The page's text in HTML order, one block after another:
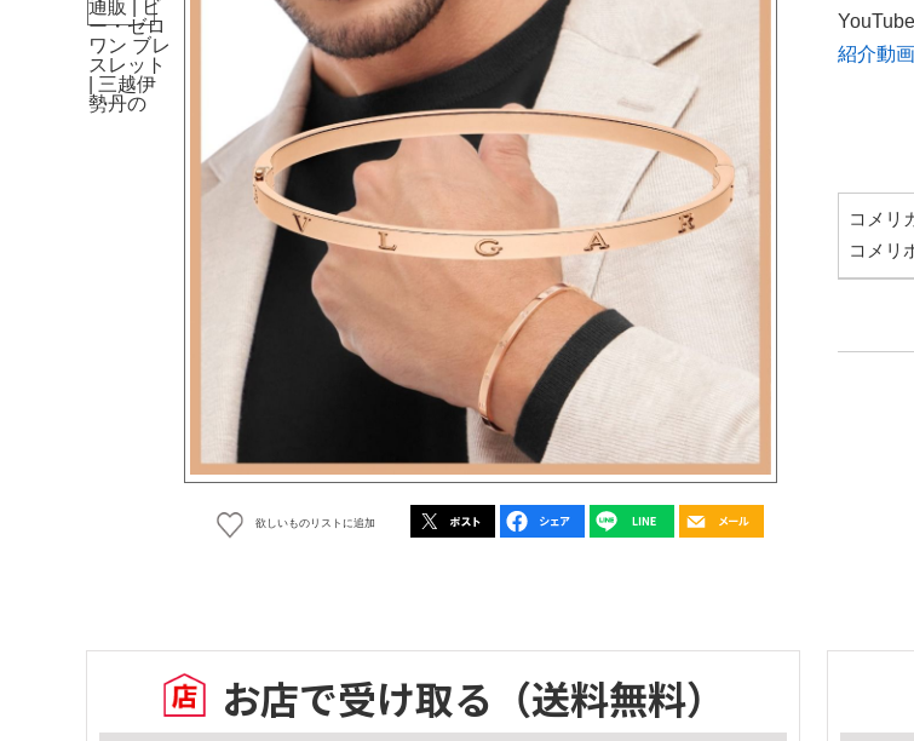
欲しいものリストに追加
紹介動
コメリ
コメリ
お店で受け取る （送料無料）